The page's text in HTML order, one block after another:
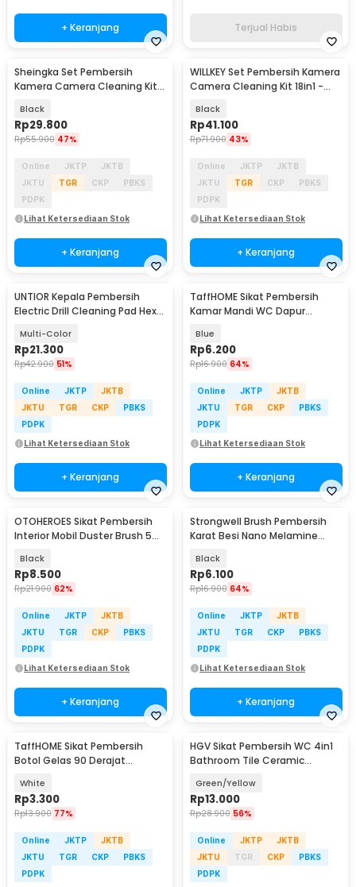
+ Keranjang Terjual Habis
Sheingka Set Pembersih
Kamera Camera Cleaning Kit
Black
Rp29.800
Rp55.900 47%
Online JKTP
JKTB
JKTU
TGR CKP
PBKS
PDPK
Lihat Ketersediaan Stok
+ Keranjang
WILLKEY Set Pembersih Kamera
Camera Cleaning Kit 18in1 -
Black
Rp41.100
Rp71.900 43%
Online JKTP
JKTB
JKTU
TGR CKP
PBKS
PDPK
Lihat Ketersediaan Stok
+ Keranjang
UNTIOR Kepala Pembersih
Electric Drill Cleaning Pad Hex
Multi-Color
Rp21.300
Rp42.900 51%
Online JKTP
JKTB
JKTU
TGR CKP
PBKS
PDPK
Lihat Ketersediaan Stok
+ Keranjang
TaffHOME Sikat Pembersih
Kamar Mandi WC Dapur
Blue
Rp6.200
Rp16.900 64%
Online JKTP
JKTB
JKTU
TGR CKP
PBKS
PDPK
Lihat Ketersediaan Stok
+ Keranjang
OTOHEROES Sikat Pembersih
Interior Mobil Duster Brush 5
Black
Rp8.500
Rp21.900 62%
Online JKTP
JKTB
JKTU
TGR CKP
PBKS
PDPK
Lihat Ketersediaan Stok
+ Keranjang
Strongwell Brush Pembersih
Karat Besi Nano Melamine
Black
Rp6.100
Rp16.900 64%
Online JKTP
JKTB
JKTU
TGR CKP
PBKS
PDPK
Lihat Ketersediaan Stok
+ Keranjang
TaffHOME Sikat Pembersih
Botol Gelas 90 Derajat
White
Rp3.300
Rp13.900 77%
Online JKTP
JKTB
JKTU
TGR CKP
PBKS
PDPK
HGV Sikat Pembersih WC 4in1
Bathroom Tile Ceramic
Green/Yellow
Rp13.000
Rp28.900 56%
Online JKTP
JKTB
JKTU
TGR CKP
PBKS
PDPK